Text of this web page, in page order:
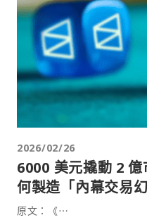
2026/02/26
6000 美元撬動 2
何製造「內幕交易幻
原文：《⋯